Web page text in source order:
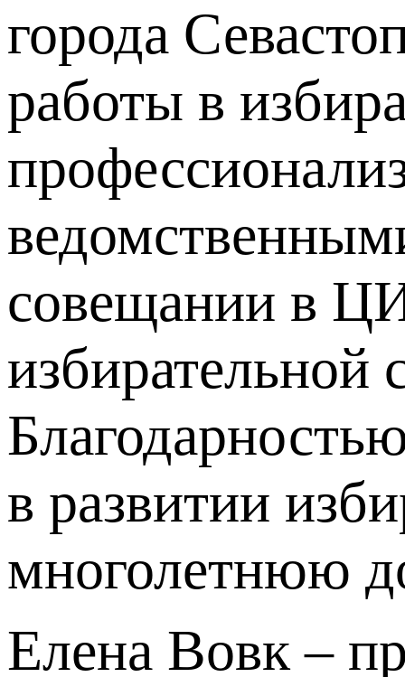
города
работы в
совещании в
избирательной
в развитии
многолетнюю
Елена Вовк –